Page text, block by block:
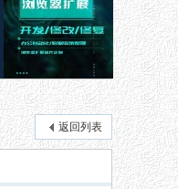
返回列表